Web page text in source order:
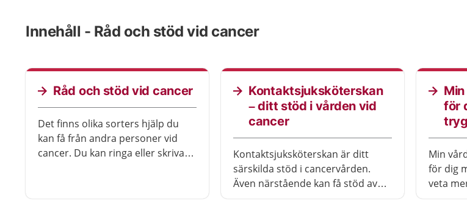
Innehåll - Råd och stöd vid cancer
Råd och stöd vid cancer
Det finns olika sorters hjälp du
kan få från andra personer vid
cancer. Du kan ringa eller skriva
Kontaktsjuksköterskan
– ditt stöd i vården vid
cancer
Kontaktsjuksköterskan är ditt
särskilda stöd i cancervården.
Även närstående kan få stöd av
för
Min
för dig
veta